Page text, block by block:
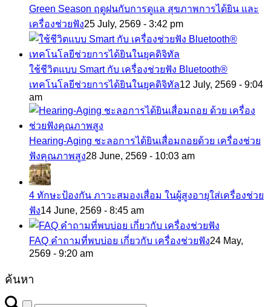
Green Season ฤดูฝนกับการดูแล สุขภาพการได้ยิน และ
เครื่องช่วยฟัง25 July, 2569 - 3:42 pm
ใช้ชีวิตแบบ Smart กับ เครื่องช่วยฟัง Bluetooth®
เทคโนโลยีช่วยการได้ยินในยุคดิจิทัล12 July, 2569 - 9:04
am
Hearing-Aging ชะลอการได้ยินเสื่อมถอยด้วย เครื่องช่วย
ฟังคุณภาพสูง28 June, 2569 - 10:03 am
4 ทักษะป้องกัน ภาวะสมองเสื่อม ในผู้สูงอายุใส่เครื่องช่วย
ฟัง14 June, 2569 - 8:45 am
FAQ คำถามที่พบบ่อย เกี่ยวกับ เครื่องช่วยฟัง24 May,
2569 - 9:20 am
ค้นหา